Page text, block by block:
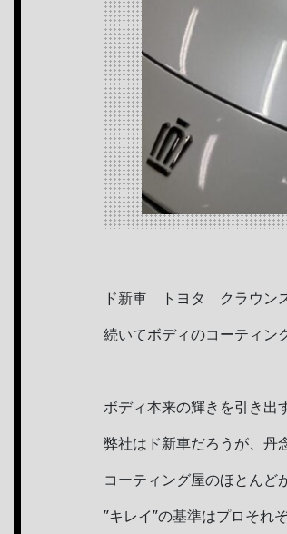
ド新車 トヨタ クラウンス
続いてボディのコーティン
ボディ本来の輝きを引き出
弊社はド新車だろうが、丹
コーティング屋のほとんど
”キレイ”の基準はプロそれ